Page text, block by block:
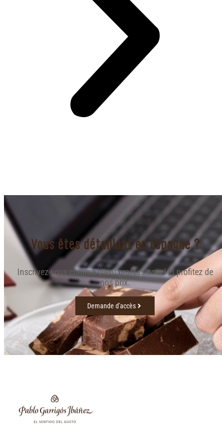
Vous êtes détaillant en Espagne ?
Inscrivez-vous comme client professionnel et profitez de
nos prix.
Demande d'accès